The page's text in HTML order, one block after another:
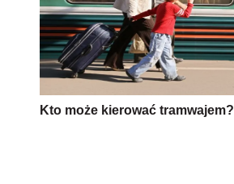
Kto może kierować tramwajem?